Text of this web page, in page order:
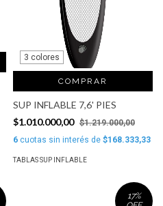
3 colores
COMPRAR
SUP INFLABLE 7,6' PIES
$1.010.000,00 $1.219.000,00
6 cuotas sin interés de $168.333,33
TABLAS SUP INFLABLE
17%